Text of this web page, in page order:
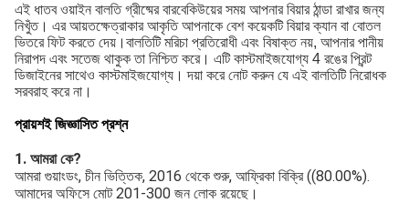
এই ধাতব ওয়াইন বালতি গ্রীষ্মের বারবেকিউয়ের সময় আপনার বিয়ার ঠান্ডা রাখার জন্য
নিখুঁত। এর আয়তক্ষেত্রাকার আকৃতি আপনাকে বেশ কয়েকটি বিয়ার ক্যান বা বোতল
ভিতরে ফিট করতে দেয়।বালতিটি মরিচা প্রতিরোধী এবং বিষাক্ত নয়, আপনার পানীয়
নিরাপদ এবং সতেজ থাকুক তা নিশ্চিত করে। এটি কাস্টমাইজযোগ্য 4 রঙের প্রিন্ট
ডিজাইনের সাথেও কাস্টমাইজযোগ্য। দয়া করে নোট করুন যে এই বালতিটি নিরোধক
সরবরাহ করে না।
প্রায়শই জিজ্ঞাসিত প্রশ্ন
1. আমরা কে?
আমরা গুয়াংডং, চীন ভিত্তিক, 2016 থেকে শুরু, আফ্রিকা বিক্রি ((80.00%).
আমাদের অফিসে মোট 201-300 জন লোক রয়েছে।